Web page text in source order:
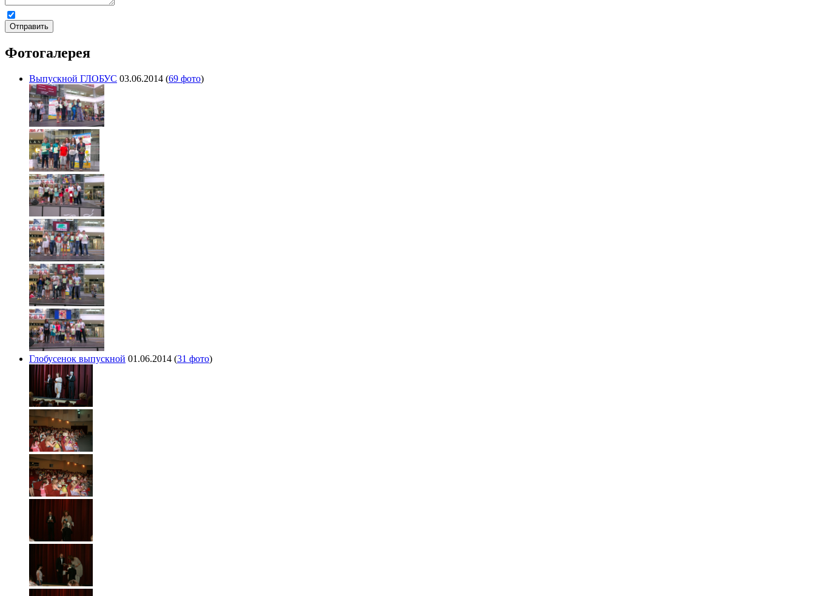
Отправить
Фотогалерея
Выпускной ГЛОБУС 03.06.2014 (69 фото)
Глобусенок выпускной 01.06.2014 (31 фото)